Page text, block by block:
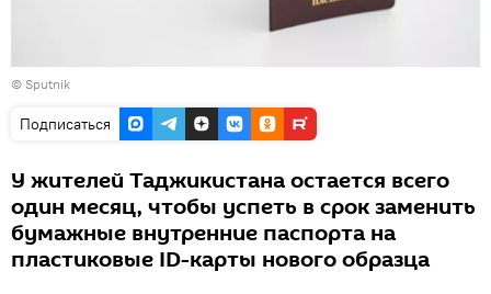
© Sputnik
Подписаться
У жителей Таджикистана остается всего
один месяц, чтобы успеть в срок заменить
бумажные внутренние паспорта на
пластиковые ID-карты нового образца